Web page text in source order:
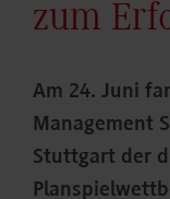
zum
Am 24. Juni
Management
Stuttgart der